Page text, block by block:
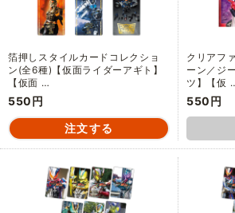
箔押しスタイルカードコレクショ
ン(全6種)【仮面ライダーアギト】
【仮面 …
550円
クリアフ
ーン／ジ
ツ】【仮
550円